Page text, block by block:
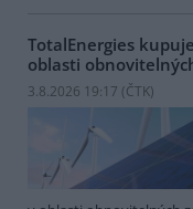
TotalEnergies
oblasti
3.8.2026 19:17 (ČTK)